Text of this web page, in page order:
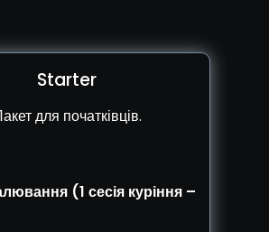
Starter
для початківців.
(1 сесія куріння –